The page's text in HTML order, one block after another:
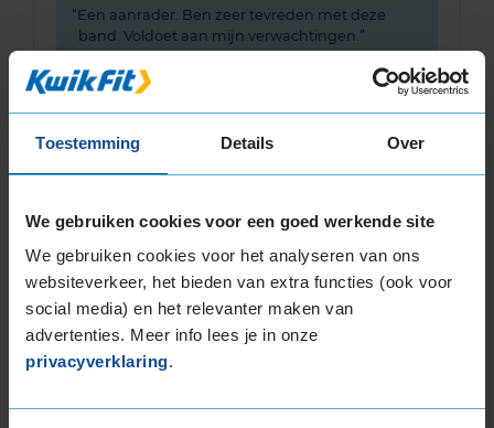
Toestemming Details Over
We gebruiken cookies voor een goed werkende site
We gebruiken cookies voor het analyseren van ons
websiteverkeer, het bieden van extra functies (ook voor
social media) en het relevanter maken van
advertenties. Meer info lees je in onze
privacyverklaring.
Een aanrader. Ben zeer tevreden met deze
band. Voldoet aan mijn verwachtingen.
10,0Grip
10,0
Comfort
10,0
Band 205/60R16 96H EXTRALOAD
Datum beoordeling3 september 2024
Type rijder Sportief
RENAULT Captur 0.9 TCe HB 3-cil. B 90pk
Kilometer per jaar